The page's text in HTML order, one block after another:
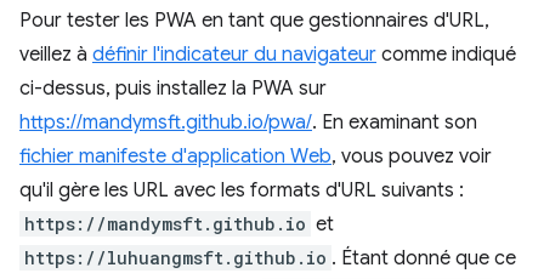
Pour tester les PWA en tant que gestionnaires d'URL,
veillez à définir l'indicateur du navigateur comme indiqué
ci-dessus, puis installez la PWA sur
https://mandymsft.github.io/pwa/. En examinant son
fichier manifeste d'application Web, vous pouvez voir
qu'il gère les URL avec les formats d'URL suivants :
https://mandymsft.github.io et
https://luhuangmsft.github.io . Étant donné que ce